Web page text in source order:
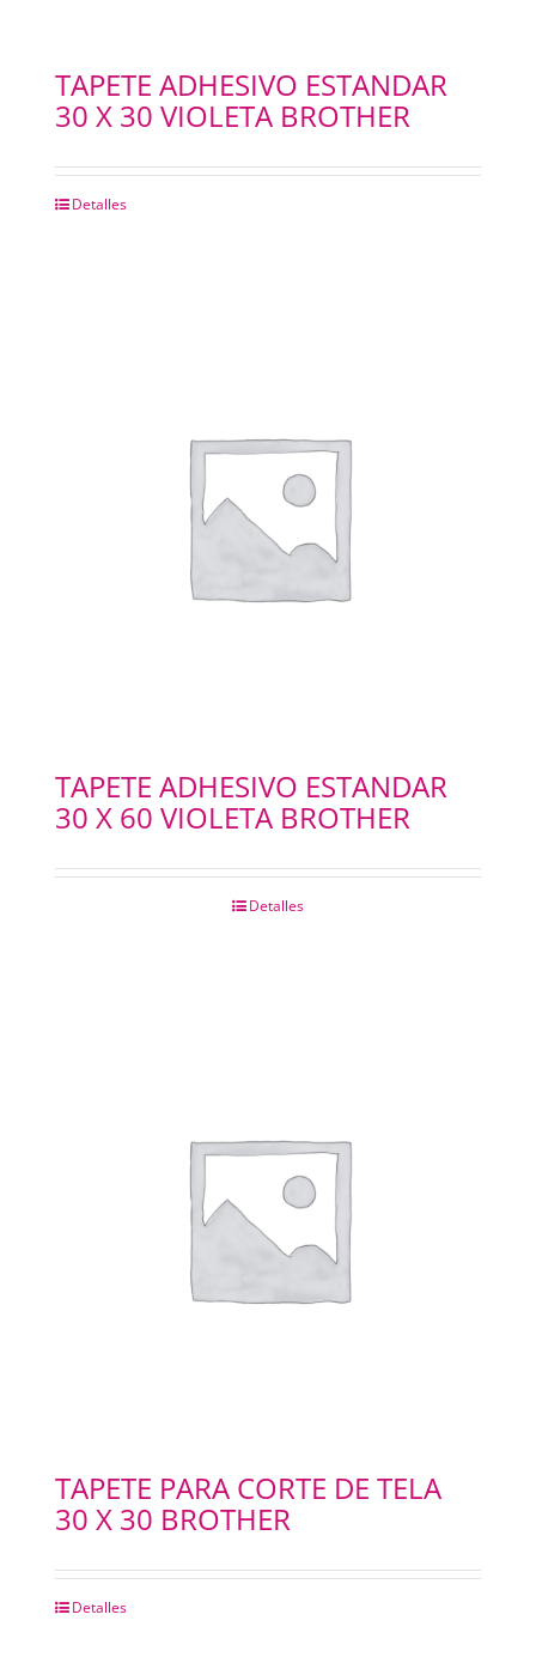
TAPETE ADHESIVO ESTANDAR
30 X 30 VIOLETA BROTHER
Detalles
TAPETE ADHESIVO ESTANDAR
30 X 60 VIOLETA BROTHER
Detalles
TAPETE PARA CORTE DE TELA
30 X 30 BROTHER
Detalles